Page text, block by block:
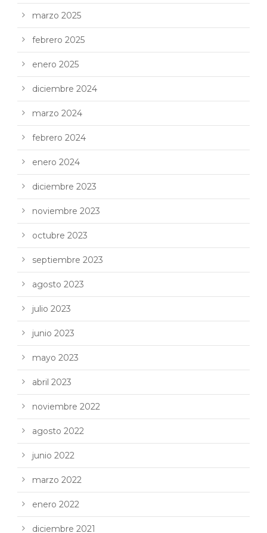
marzo 2025
febrero 2025
enero 2025
diciembre 2024
marzo 2024
febrero 2024
enero 2024
diciembre 2023
noviembre 2023
octubre 2023
septiembre 2023
agosto 2023
julio 2023
junio 2023
mayo 2023
abril 2023
noviembre 2022
agosto 2022
junio 2022
marzo 2022
enero 2022
diciembre 2021